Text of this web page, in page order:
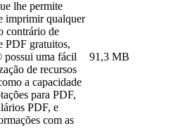
lhe permite
imprimir qualquer
contrário de
PDF gratuitos,
uma fácil
de recursos
a capacidade
para PDF,
PDF, e
com as
91,3 MB